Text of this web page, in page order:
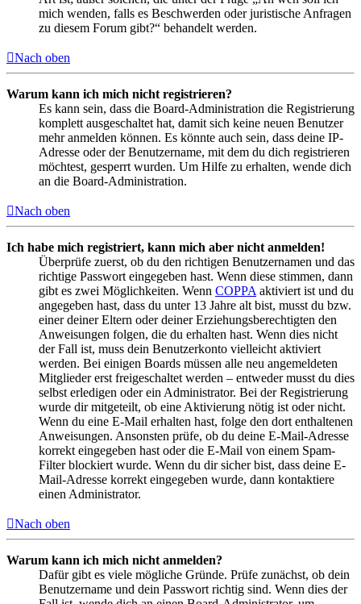
mich wenden, falls es Beschwerden oder juristische Anfragen
zu diesem Forum gibt?“ behandelt werden.
Nach oben
Warum kann ich mich nicht registrieren?
Es kann sein, dass die Board-Administration die Registrierung
komplett ausgeschaltet hat, damit sich keine neuen Benutzer
mehr anmelden können. Es könnte auch sein, dass deine IP-
Adresse oder der Benutzername, mit dem du dich registrieren
möchtest, gesperrt wurden. Um Hilfe zu erhalten, wende dich
an die Board-Administration.
Nach oben
Ich habe mich registriert, kann mich aber nicht anmelden!
Überprüfe zuerst, ob du den richtigen Benutzernamen und das
richtige Passwort eingegeben hast. Wenn diese stimmen, dann
gibt es zwei Möglichkeiten. Wenn COPPA aktiviert ist und du
angegeben hast, dass du unter 13 Jahre alt bist, musst du bzw.
einer deiner Eltern oder deiner Erziehungsberechtigten den
Anweisungen folgen, die du erhalten hast. Wenn dies nicht
der Fall ist, muss dein Benutzerkonto vielleicht aktiviert
werden. Bei einigen Boards müssen alle neu angemeldeten
Mitglieder erst freigeschaltet werden – entweder musst du dies
selbst erledigen oder ein Administrator. Bei der Registrierung
wurde dir mitgeteilt, ob eine Aktivierung nötig ist oder nicht.
Wenn du eine E-Mail erhalten hast, folge den dort enthaltenen
Anweisungen. Ansonsten prüfe, ob du deine E-Mail-Adresse
korrekt eingegeben hast oder die E-Mail von einem Spam-
Filter blockiert wurde. Wenn du dir sicher bist, dass deine E-
Mail-Adresse korrekt eingegeben wurde, dann kontaktiere
einen Administrator.
Nach oben
Warum kann ich mich nicht anmelden?
Dafür gibt es viele mögliche Gründe. Prüfe zunächst, ob dein
Benutzername und dein Passwort richtig sind. Wenn dies der